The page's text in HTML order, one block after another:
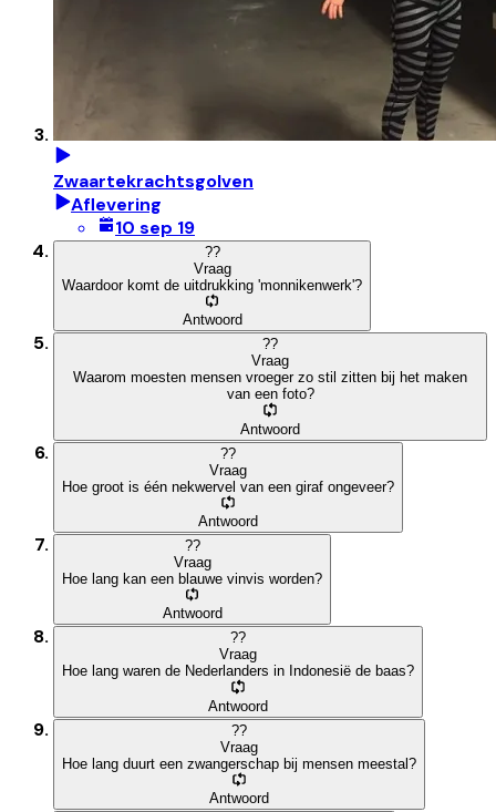
Zwaartekrachtsgolven
Aflevering
10 sep 19
??
Vraag
Waardoor komt de uitdrukking 'monnikenwerk'?
Antwoord
??
Vraag
Waarom moesten mensen vroeger zo stil zitten bij het maken
van een foto?
Antwoord
??
Vraag
Hoe groot is één nekwervel van een giraf ongeveer?
Antwoord
??
Vraag
Hoe lang kan een blauwe vinvis worden?
Antwoord
??
Vraag
Hoe lang waren de Nederlanders in Indonesië de baas?
Antwoord
??
Vraag
Hoe lang duurt een zwangerschap bij mensen meestal?
Antwoord